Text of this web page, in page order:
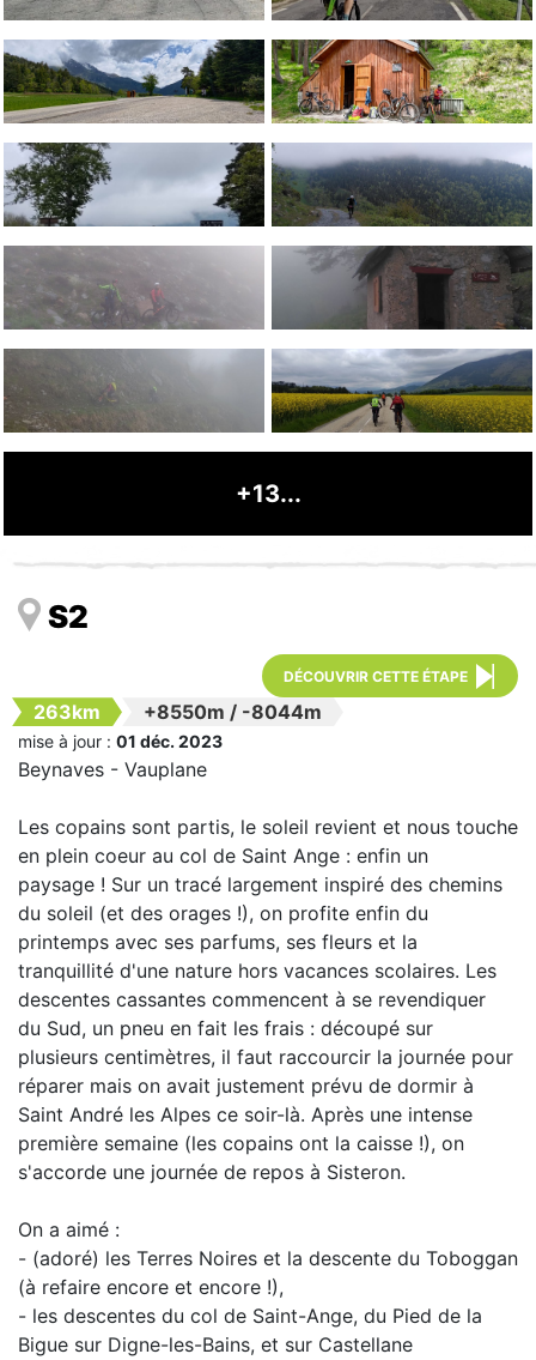
+13...
S2
DÉCOUVRIR CETTE ÉTAPE
263km +8550m / -8044m
mise à jour : 01 déc. 2023
Beynaves - Vauplane
Les copains sont partis, le soleil revient et nous touche
en plein coeur au col de Saint Ange : enfin un
paysage ! Sur un tracé largement inspiré des chemins
du soleil (et des orages !), on profite enfin du
printemps avec ses parfums, ses fleurs et la
tranquillité d'une nature hors vacances scolaires. Les
descentes cassantes commencent à se revendiquer
du Sud, un pneu en fait les frais : découpé sur
plusieurs centimètres, il faut raccourcir la journée pour
réparer mais on avait justement prévu de dormir à
Saint André les Alpes ce soir-là. Après une intense
première semaine (les copains ont la caisse !), on
s'accorde une journée de repos à Sisteron.
On a aimé :
- (adoré) les Terres Noires et la descente du Toboggan
(à refaire encore et encore !),
- les descentes du col de Saint-Ange, du Pied de la
Bigue sur Digne-les-Bains, et sur Castellane